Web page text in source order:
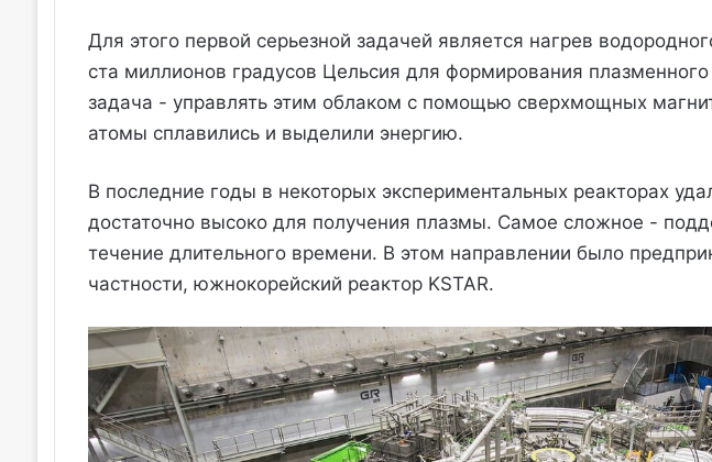
Для этого первой серьезной задачей является нагрев
ста миллионов градусов Цельсия для формирования
задача - управлять этим облаком с помощью сверхмощных
атомы сплавились и выделили энергию.
В последние годы в некоторых экспериментальных реакторах
достаточно высоко для получения плазмы. Самое сложное -
течение длительного времени. В этом направлении было
частности, южнокорейский реактор KSTAR.